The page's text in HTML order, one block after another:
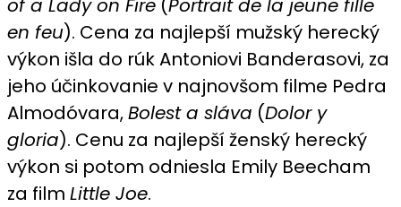
of a Lady on Fire (Portrait de la jeune fille
en feu). Cena za najlepší mužský herecký
výkon išla do rúk Antoniovi Banderasovi, za
jeho účinkovanie v najnovšom filme Pedra
Almodóvara,Bolest a sláva (Dolor y
gloria). Cenu za najlepší ženský herecký
výkon si potom odniesla Emily Beecham
za film Little Joe.